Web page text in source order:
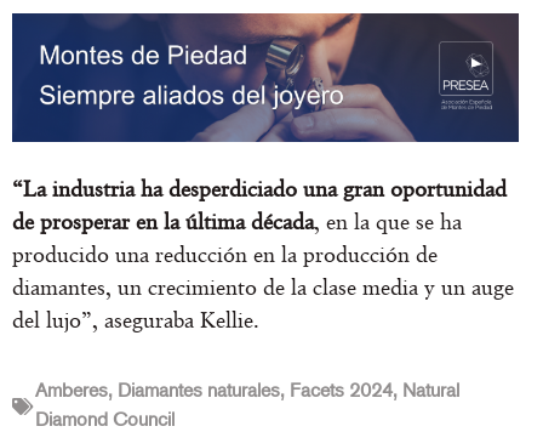
“La industria ha desperdiciado una gran oportunidad
de prosperar en la última década, en la que se ha
producido una reducción en la producción de
diamantes, un crecimiento de la clase media y un auge
del lujo”, aseguraba Kellie.
Amberes, Diamantes naturales, Facets 2024, Natural
Diamond Council